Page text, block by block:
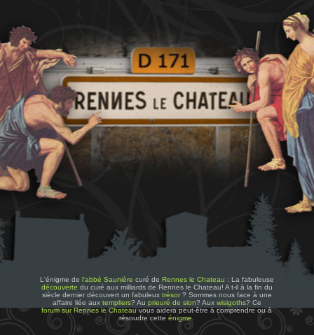
L'énigme de l'abbé Saunière curé de Rennes le Chateau : La fabuleuse
découverte du curé aux milliards de Rennes le Chateau! A t-il à la fin du
siècle dernier découvert un fabuleux trésor? Sommes nous face à une
affaire liée aux templiers? Au prieuré de sion? Aux wisigoths? Ce
forum sur Rennes le Chateauvous aidera peut-être à comprendre ou à
résoudre cetteénigme